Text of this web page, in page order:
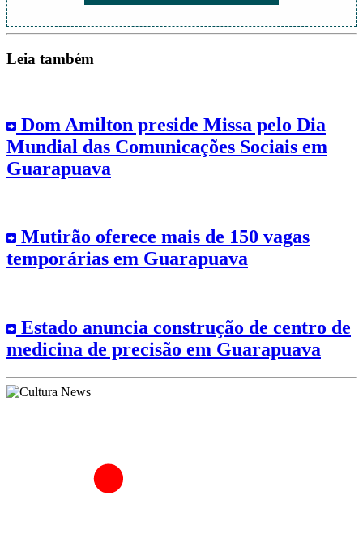
Leia também
Dom Amilton preside Missa pelo Dia
Mundial das Comunicações Sociais em
Guarapuava
Mutirão oferece mais de 150 vagas
temporárias em Guarapuava
Estado anuncia construção de centro de
medicina de precisão em Guarapuava